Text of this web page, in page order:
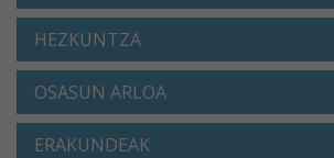
HEZKUNTZA
OSASUN ARLOA
ERAKUNDEAK